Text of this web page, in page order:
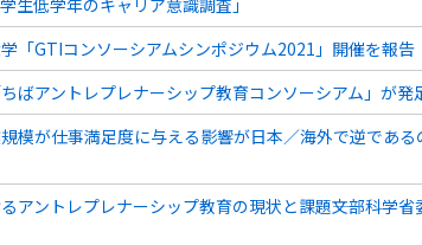
生低学年のキャリア意識調査」
「GTIコンソーシアムシンポジウム2021」開催を報告
ばアントレプレナーシップ教育コンソーシアム」が発
模が仕事満足度に与える影響が日本／海外で逆である
アントレプレナーシップ教育の現状と課題――文部科学省